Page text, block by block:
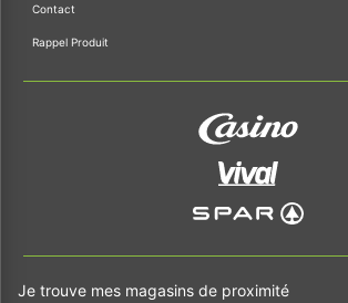
Contact
Rappel Produit
Je trouve mes magasins de proximité